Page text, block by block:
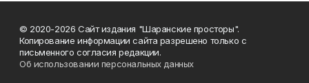
© 2020-2026 Сайт издания "Шаранские просторы".
Копирование информации сайта разрешено только с
письменного согласия редакции.
Об использовании персональных данных